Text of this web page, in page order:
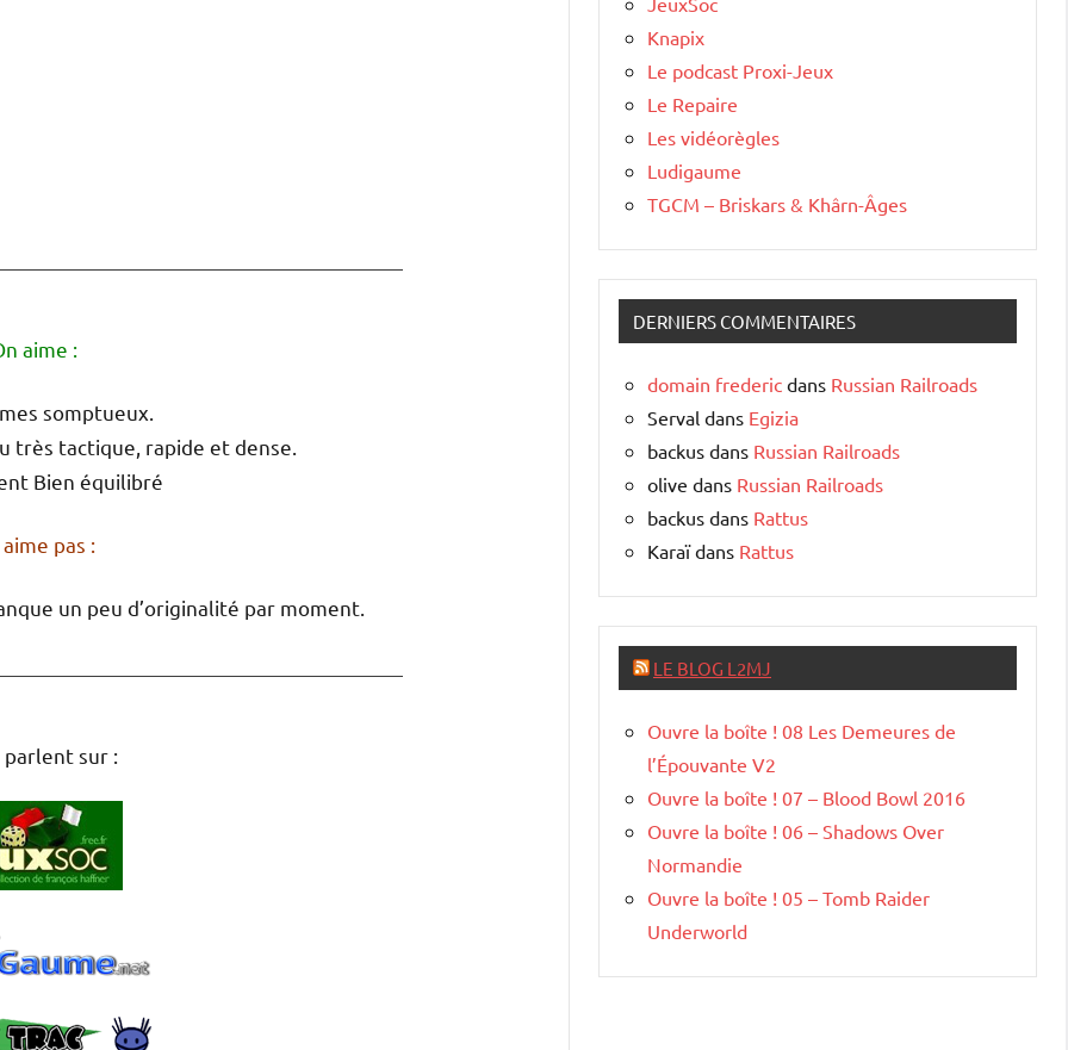
aime :
somptueux.
très tactique, rapide et dense.
Bien équilibré
pas :
un peu d’originalité par moment.
parlent sur :
Knapix
Le podcast Proxi-Jeux
Le Repaire
Les vidéorègles
Ludigaume
TGCM – Briskars & Khârn-Âges
DERNIERS COMMENTAIRES
domain frederic dans Russian Railroads
Serval dans Egizia
backus dans Russian Railroads
olive dans Russian Railroads
backus dans Rattus
Karaïdans Rattus
LE BLOG L2MJ
Ouvre la boîte ! 08 Les Demeures de
l’Épouvante V2
Ouvre la boîte ! 07 – Blood Bowl 2016
Ouvre la boîte ! 06 – Shadows Over
Normandie
Ouvre la boîte ! 05 – Tomb Raider
Underworld